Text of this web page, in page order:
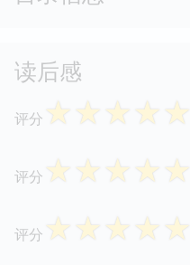
读后感
评分 ☆☆☆☆☆
评分 ☆☆☆☆☆
评分 ☆☆☆☆☆